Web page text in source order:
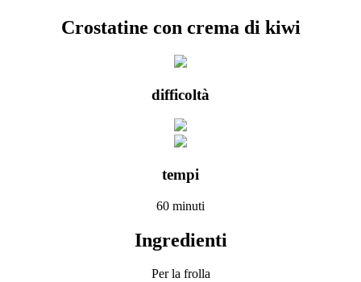
Crostatine con crema di kiwi
difficoltà
tempi
60 minuti
Ingredienti
Per la frolla